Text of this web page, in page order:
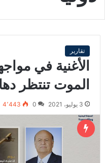
تقارير
الأغنية في
الموت تنتظر
3 يوليو، 2021 0 4٬443